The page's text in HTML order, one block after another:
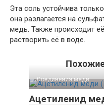
Эта соль устойчива
она разлагается на
медь. Также происходит
растворить её в воде.
Соединения меди
Ацетиленид